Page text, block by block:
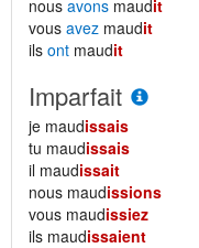
nous avons maudit
vous avez maudit
ils ont maudit
Imparfait
je maudissais
tu maudissais
il maudissait
nous maudissions
vous maudissiez
ils maudissaient